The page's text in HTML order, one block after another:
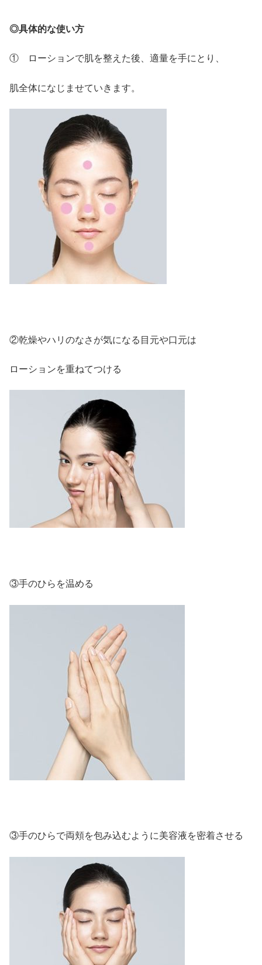
◎具体的な使い方
① ローションで肌を整えた後、適量を手にとり、
肌全体になじませていきます。
②乾燥やハリのなさが気になる目元や口元は
ローションを重ねてつける
③手のひらを温める
③手のひらで両頬を包み込むように美容液を密着させる